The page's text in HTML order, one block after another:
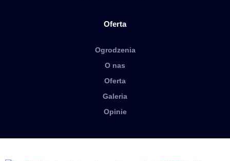
Oferta
Ogrodzenia
O nas
Oferta
Galeria
Opinie